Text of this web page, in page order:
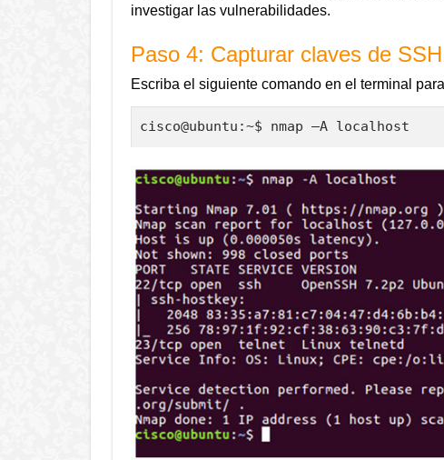
investigar las vulnerabilidades.
Paso 4: Capturar claves de
Escriba el siguiente comando en el terminal
cisco@ubuntu:~$ nmap –A localhost